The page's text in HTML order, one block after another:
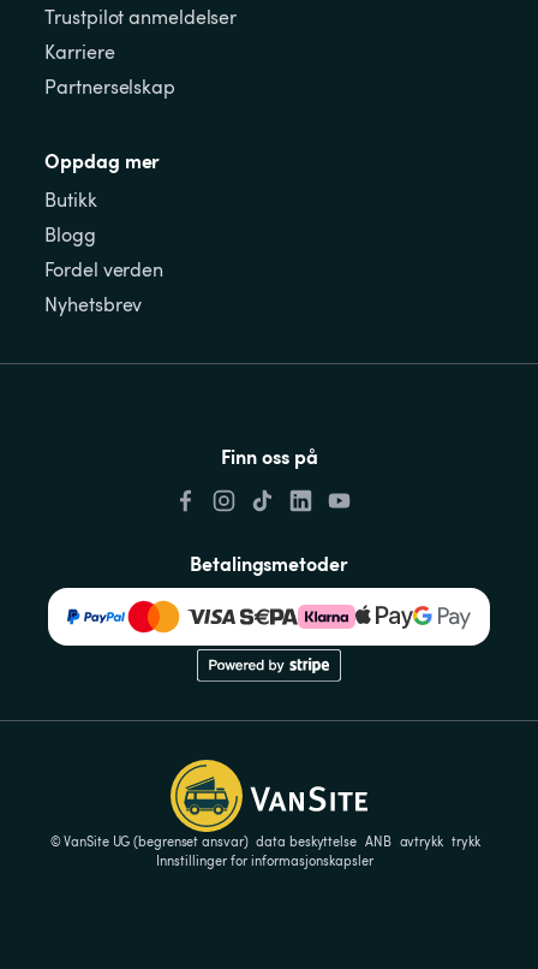
Trustpilot anmeldelser
Karriere
Partnerselskap
Oppdag mer
Butikk
Blogg
Fordel verden
Nyhetsbrev
Finn oss på
Betalingsmetoder
© VanSite UG (begrenset ansvar) data beskyttelse ANB avtrykk trykk
Innstillinger for informasjonskapsler